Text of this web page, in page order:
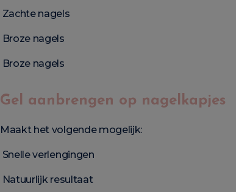
Zachte nagels
Broze nagels
Broze nagels
Gel aanbrengen op nagelkapjes
Maakt het volgende mogelijk:
Snelle verlengingen
Natuurlijk resultaat